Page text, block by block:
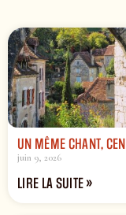
UN MÊME CHANT,
juin 9, 2026
LIRE LA SUITE »